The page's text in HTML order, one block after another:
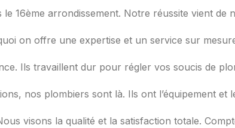
16ème arrondissement. Notre réussite vient
on offre une expertise et un service sur
Ils travaillent dur pour régler vos soucis de
nos plombiers sont là. Ils ont l’équipement et
visons la qualité et la satisfaction totale.